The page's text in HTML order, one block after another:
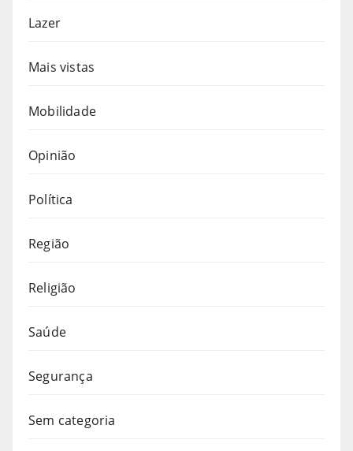
Lazer
Mais vistas
Mobilidade
Opinião
Política
Região
Religião
Saúde
Segurança
Sem categoria